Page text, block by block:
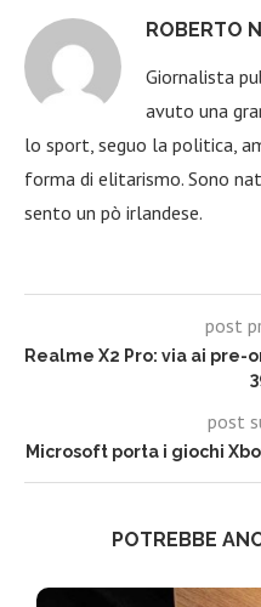
ROBERTO
Giornalista
avuto una
lo sport, seguo la politica,
forma di elitarismo. Sono
sento un pò irlandese.
post
Realme X2 Pro: via ai
post
Microsoft porta i giochi
POTREBBE